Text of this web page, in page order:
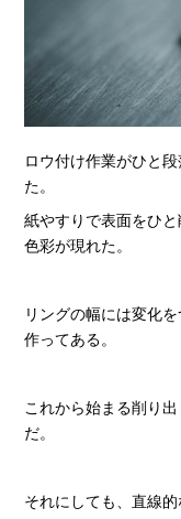
ロウ付け作業がひと
た。
紙やすりで表面をひ
色彩が現れた。
リングの幅には変化
作ってある。
これから始まる削り
だ。
それにしても、直線